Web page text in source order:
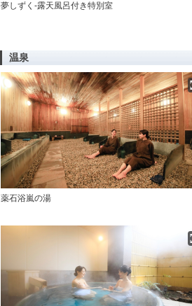
夢しずく-露天風呂付き特別室
温泉
薬石浴嵐の湯